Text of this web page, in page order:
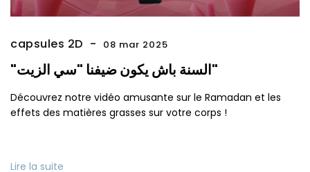
capsules 2D 08 mar 2025
"السنة باش يكون ضيفنا "سي الزيت"
Découvrez notre vidéo amusante sur le Ramadan et les
effets des matières grasses sur votre corps !
Lire la suite